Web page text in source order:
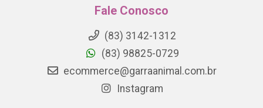
Fale Conosco
(83) 3142-1312
(83) 98825-0729
ecommerce@garraanimal.com.br
Instagram